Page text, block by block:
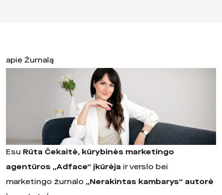
apie Žurnalą
Esu Rūta Čekaitė, kūrybinės marketingo
agentūros „Adface“ įkūrėja ir verslo bei
marketingo žurnalo „Nerakintas kambarys“ autorė